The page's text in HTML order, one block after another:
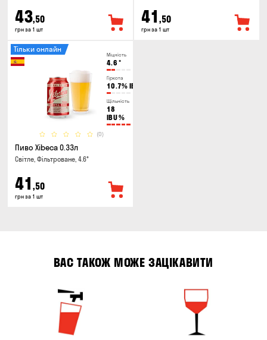
43,50
грн за 1 шт
41 ,50
грн за 1 шт
Міцність
4.6 °
Гіркота
10.7% IBU
Щільність
18
IBU%
(0)
Тільки онлайн
Пиво Xibeca 0.33л
Світле, Фільтроване, 4.6°
41 ,50
грн за 1 шт
ВАС ТАКОЖ МОЖЕ ЗАЦІКАВИТИ